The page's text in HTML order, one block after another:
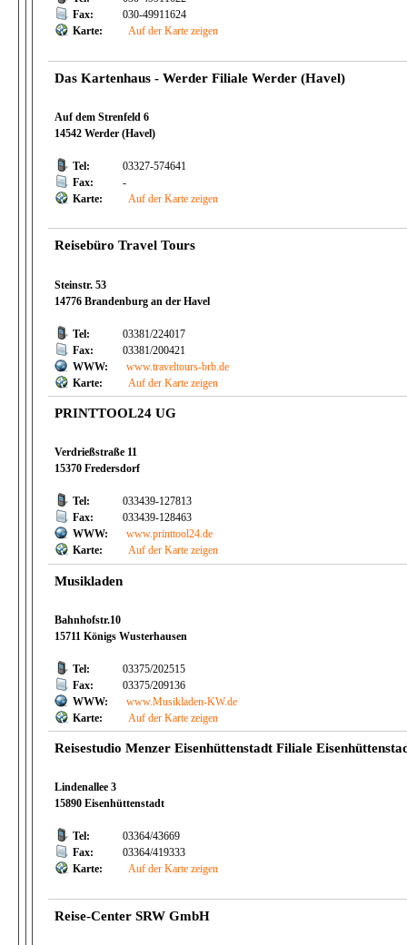
Fax:
030-49911624
Karte:
Auf der Karte zeigen
Das Kartenhaus - Werder Filiale Werder (Havel)
Auf dem Strenfeld 6
14542 Werder (Havel)
Tel:
03327-574641
Fax:
-
Karte:
Auf der Karte zeigen
Reisebüro Travel Tours
Steinstr. 53
14776 Brandenburg an der Havel
Tel:
03381/224017
Fax:
03381/200421
WWW:
www.traveltours-brb.de
Karte:
Auf der Karte zeigen
PRINTTOOL24 UG
Verdrießstraße 11
15370 Fredersdorf
Tel:
033439-127813
Fax:
033439-128463
WWW:
www.printtool24.de
Karte:
Auf der Karte zeigen
Musikladen
Bahnhofstr.10
15711 Königs Wusterhausen
Tel:
03375/202515
Fax:
03375/209136
WWW:
www.Musikladen-KW.de
Karte:
Auf der Karte zeigen
Reisestudio Menzer Eisenhüttenstadt Filiale
Lindenallee 3
15890 Eisenhüttenstadt
Tel:
03364/43669
Fax:
03364/419333
Karte:
Auf der Karte zeigen
Reise-Center SRW GmbH